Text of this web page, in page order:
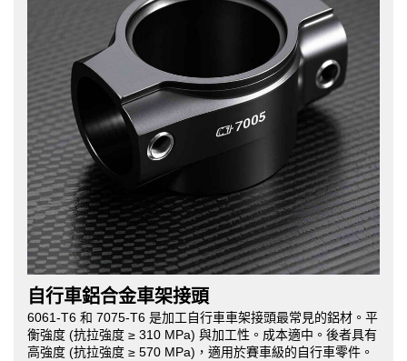
自行車鋁合金車架接頭
6061-T6 和 7075-T6 是加工自行車車架接頭最常見的鋁材。平
衡強度 (抗拉強度 ≥ 310 MPa) 與加工性。成本適中。後者具有
高強度 (抗拉強度 ≥ 570 MPa)，適用於賽車級的自行車零件。